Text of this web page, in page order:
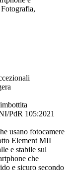
PdR 105:2021
usano fotocamere
Element MII
e stabile sul
che
e sicuro secondo